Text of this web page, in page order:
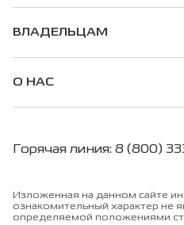
ВЛАДЕЛЬЦАМ
О НАС
Горячая линия: 8 (800)
Изложенная на данном сайте
ознакомительный характер не
определяемой положениями